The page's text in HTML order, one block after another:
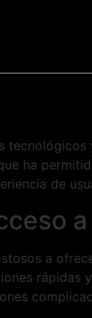
ha
de
a
rápidas